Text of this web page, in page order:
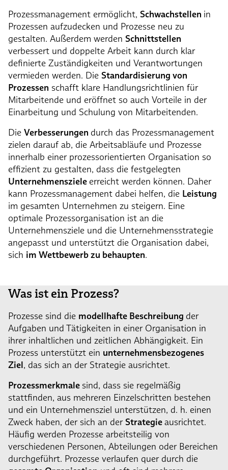
Prozessmanagement ermöglicht, Schwachstellen in
Prozessen aufzudecken und Prozesse neu zu
gestalten. Außerdem werden Schnittstellen
verbessert und doppelte Arbeit kann durch klar
definierte Zuständigkeiten und Verantwortungen
vermieden werden. Die Standardisierung von
Prozessen schafft klare Handlungsrichtlinien für
Mitarbeitende und eröffnet so auch Vorteile in der
Einarbeitung und Schulung von Mitarbeitenden.
Die Verbesserungen durch das Prozessmanagement
zielen darauf ab, die Arbeitsabläufe und Prozesse
innerhalb einer prozessorientierten Organisation so
effizient zu gestalten, dass die festgelegten
Unternehmensziele erreicht werden können. Daher
kann Prozessmanagement dabei helfen, die Leistung
im gesamten Unternehmen zu steigern. Eine
optimale Prozessorganisation ist an die
Unternehmensziele und die Unternehmensstrategie
angepasst und unterstützt die Organisation dabei,
sich im Wettbewerb zu behaupten.
Was ist ein Prozess?
Prozesse sind die modellhafte Beschreibung der
Aufgaben und Tätigkeiten in einer Organisation in
ihrer inhaltlichen und zeitlichen Abhängigkeit. Ein
Prozess unterstützt ein unternehmensbezogenes
Ziel, das sich an der Strategie ausrichtet.
Prozessmerkmale sind, dass sie regelmäßig
stattfinden, aus mehreren Einzelschritten bestehen
und ein Unternehmensziel unterstützen, d. h. einen
Zweck haben, der sich an der Strategieausrichtet.
Häufig werden Prozesse arbeitsteilig von
verschiedenen Personen, Abteilungen oder Bereichen
durchgeführt. Prozesse verlaufen quer durch die